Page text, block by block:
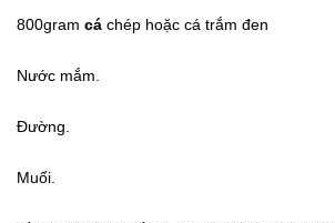
800gram cá chép hoặc cá trắm đen
Nước mắm.
Đường.
Muối.